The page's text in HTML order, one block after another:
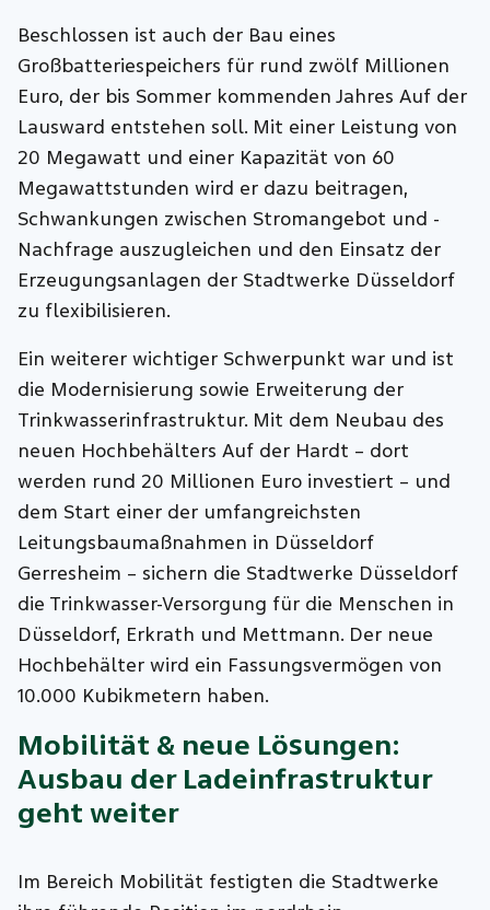
Beschlossen ist auch der Bau eines
Großbatteriespeichers für rund zwölf Millionen
Euro, der bis Sommer kommenden Jahres Auf der
Lausward entstehen soll. Mit einer Leistung von
20 Megawatt und einer Kapazität von 60
Megawattstunden wird er dazu beitragen,
Schwankungen zwischen Stromangebot und -
Nachfrage auszugleichen und den Einsatz der
Erzeugungsanlagen der Stadtwerke Düsseldorf
zu flexibilisieren.
Ein weiterer wichtiger Schwerpunkt war und ist
die Modernisierung sowie Erweiterung der
Trinkwasserinfrastruktur. Mit dem Neubau des
neuen Hochbehälters Auf der Hardt – dort
werden rund 20 Millionen Euro investiert – und
dem Start einer der umfangreichsten
Leitungsbaumaßnahmen in Düsseldorf
Gerresheim – sichern die Stadtwerke Düsseldorf
die Trinkwasser-Versorgung für die Menschen in
Düsseldorf, Erkrath und Mettmann. Der neue
Hochbehälter wird ein Fassungsvermögen von
10.000 Kubikmetern haben.
Mobilität & neue Lösungen:
Ausbau der Ladeinfrastruktur
geht weiter
Im Bereich Mobilität festigten die Stadtwerke